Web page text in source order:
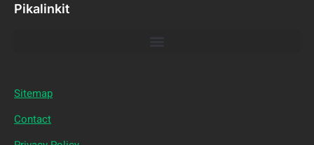
Pikalinkit
Sitemap
Contact